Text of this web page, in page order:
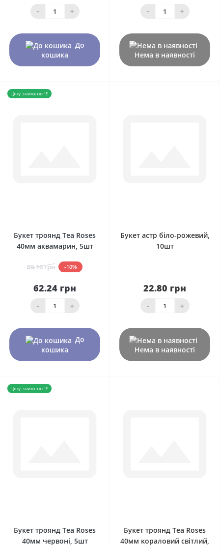
- +
До
кошика
- +
Нема в наявності
Ціну знижено !!!
Букет троянд Tea Roses
40мм аквамарин, 5шт
69.16 грн -10%
62.24 грн
- +
До
кошика
Букет астр біло-рожевий,
10шт
22.80 грн
- +
Нема в наявності
Ціну знижено !!!
Букет троянд Tea Roses
40мм червоні, 5шт
Букет троянд Tea Roses
40мм кораловий світлий,